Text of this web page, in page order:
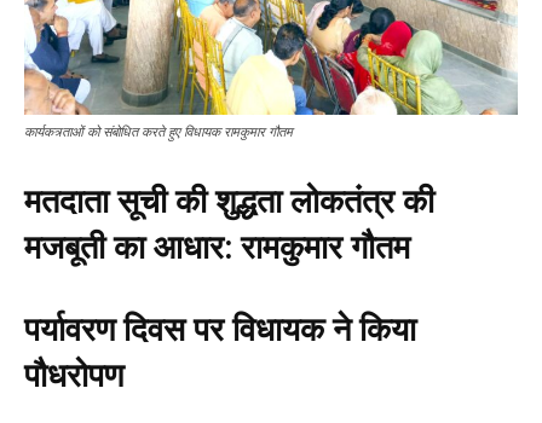
कार्यकत्र्ताओं को संबोधित करते हुए विधायक रामकुमार गौतम
मतदाता सूची की शुद्धता लोकतंत्र की
मजबूती का आधार: रामकुमार गौतम
पर्यावरण दिवस पर विधायक ने किया
पौधरोपण